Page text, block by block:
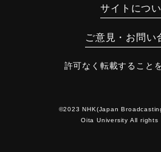
サイトにつ
ご意見・お問い
許可なく転載すること
©2023 NHK(Japan
Oita University All rights